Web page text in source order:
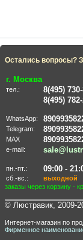
Остались вопросы?
г. Москва
тел.:
8(495)
8(495)
WhatsApp:
Telegram:
MAX
e-mail:
пн.-пт.: 09:00 -
сб.-вс.:
выходной
заказы через корзину -
© Люстравик, 2009-
Интернет-магазин по
Фирменное